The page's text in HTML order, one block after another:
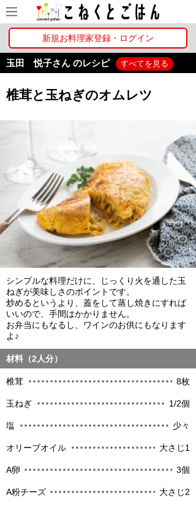
新規お料理家登録・ログイン
玉田 悦子さん のレシピ すべてを見る
椎茸と玉ねぎのオムレツ
シンプルな料理だけに、じっくり火を通した玉
ねぎが美味しさのポイントです。
炒めるというより、蓋をして蒸し焼きにすれば
いいので、手間はかかりません。
お弁当にもなるし、ワインのお供にもなります
よ♪
材料（2人分）
椎茸 8枚
玉ねぎ 1/2個
塩 少々
オリーブオイル 大さじ1
A卵 3個
A粉チーズ 大さじ2